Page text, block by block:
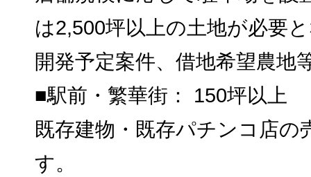
は2,500坪以上の土地が必要
開発予定案件、借地希望農
■駅前・繁華街： 150坪以上
既存建物・既存パチンコ店
す。